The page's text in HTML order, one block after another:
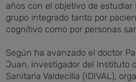
años con el objetivo de
grupo integrado tanto por
cognitivo como por personas
Según ha avanzado el doctor
Juan, investigador del Instituto
Sanitaria Valdecilla (IDIVAL),